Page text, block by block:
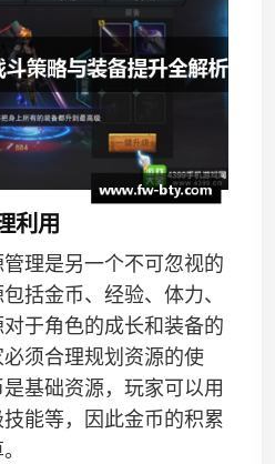
利用
理是另一个不可忽视的
括金币、经验、体力、
于角色的成长和装备的
须合理规划资源的使
基础资源，玩家可以用
能等，因此金币的积累